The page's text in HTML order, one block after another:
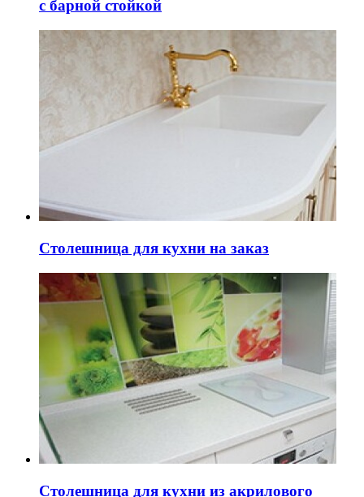
с барной стойкой
Столешница для кухни на заказ
Столешница для кухни из акрилового